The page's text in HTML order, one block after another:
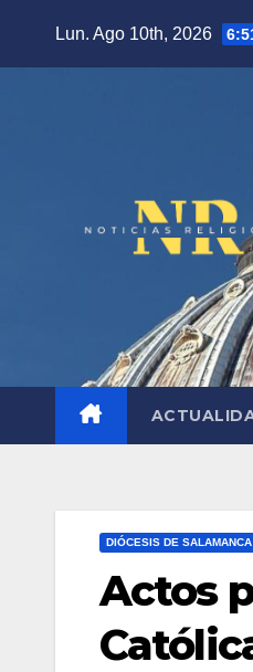
Lun. Ago 10th, 2026
DIÓCESIS DE SALAMANCA
Actos